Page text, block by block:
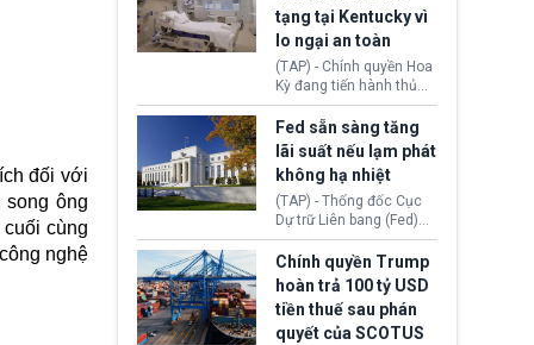
đối với
song ông
cùng
nghệ
tiếp tục đối mặt cáo
buộc dùng sức ép tài
chính để đổi lấy sự ủng
chính trị từ Liên đoàn
Bóng đá Jordan. Trước
áp lực dồn dập, FIFA phải
tổ chức cuộc họp khẩn ở
Morocco.
tạng tại Kentucky vì
lo ngại an toàn
(TAP) - Chính quyền Hoa
Kỳ đang tiến hành thủ
tục thu hồi chứng nhận
hoạt động của tổ chức
hiến tạng Network for
Hope (bang Kentucky).
Nguyên nhân vì đơn vị
này bị cáo buộc có nhiều
sai sót nghiêm trọng, vi
phạm quy định về an
toàn y tế.
Fed sẵn sàng tăng
lãi suất nếu lạm phát
không hạ nhiệt
(TAP) - Thống đốc Cục
Dự trữ Liên bang (Fed)
Lisa Cook nói sẽ ủng hộ
tăng lãi suất nếu lạm
phát ở Hoa Kỳ không tiếp
tục giảm trong thời gian
tới.
Chính quyền Trump
hoàn trả 100 tỷ USD
tiền thuế sau phán
quyết của SCOTUS